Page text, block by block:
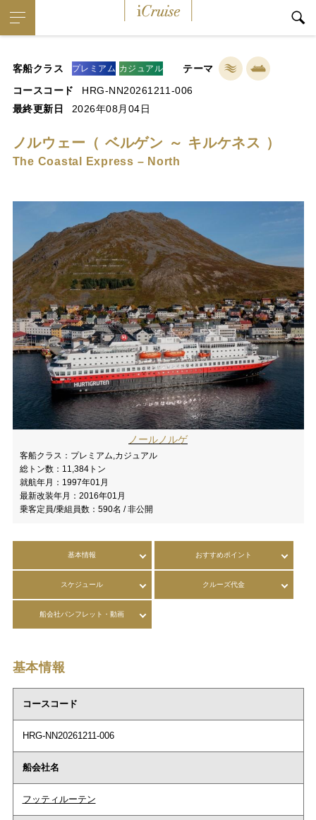
客船クラス プレミアム カジュアル
テーマ
コースコード
HRG-NN20261211-006
最終更新日
2026年08月04日
ノルウェー（ ベルゲン ～ キルケネス ）
The Coastal Express – North
ノールノルゲ
客船クラス： プレミアム,カジュアル
総トン数： 11,384トン
就航年月： 1997年01月
最新改装年月： 2016年01月
乗客定員/乗組員数： 590名 / 非公開
基本情報 おすすめポイント
スケジュール クルーズ代金
船会社パンフレット・動画
基本情報
コースコード
HRG-NN20261211-006
船会社名
フッティルーテン